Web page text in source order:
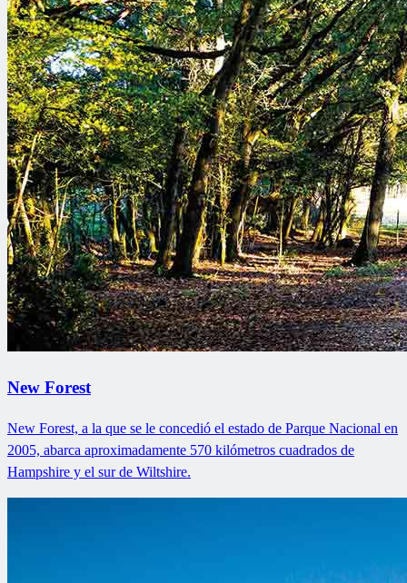
New Forest
New Forest, a la que se le concedió el estado de Parque Nacional en
2005, abarca aproximadamente 570 kilómetros cuadrados de
Hampshire y el sur de Wiltshire.